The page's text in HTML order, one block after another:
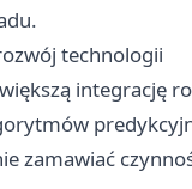
technologii
integrację
zamawiać